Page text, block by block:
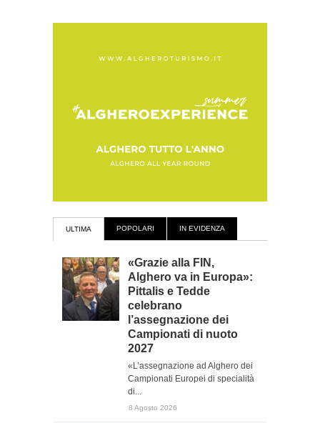
ULTIMA POPOLARI IN EVIDENZA
«Grazie alla FIN,
Alghero va in Europa»:
Pittalis e Tedde
celebrano
l’assegnazione dei
Campionati di nuoto
2027
«L’assegnazione ad Alghero dei
Campionati Europei di specialità
di...
8 Agosto 2026